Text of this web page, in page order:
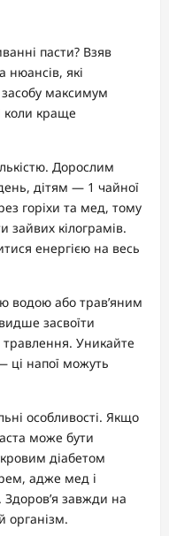
пасти? Взяв
нюансів, які
максимум
коли краще
Дорослим
дітям — 1 чайної
горіхи та мед, тому
кілограмів.
енергією на весь
водою або трав’яним
засвоїти
Уникайте
ці напої можуть
особливості. Якщо
може бути
діабетом
адже мед і
Здоров’я завжди на
організм.